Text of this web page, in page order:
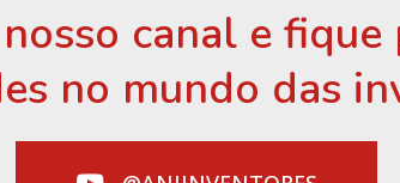
canal e
no mundo das